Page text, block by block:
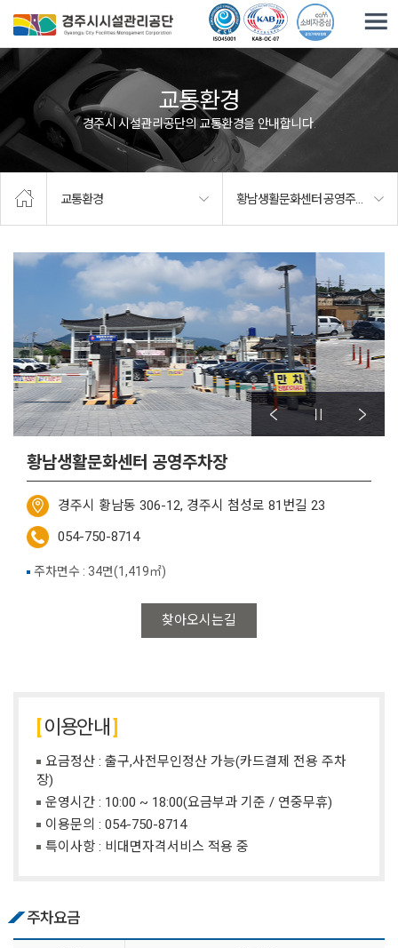
교통환경
경주시 시설관리공단의 교통환경을 안내합니다.
교통환경 황남생활문화센터 공영주차장
황남생활문화센터 공영주차장
경주시 황남동 306-12, 경주시 첨성로 81번길 23
054-750-8714
찾아오시는길
주차면수 : 34면(1,419㎡)
이용안내
요금정산 : 출구,사전무인정산 가능(카드결제 전용 주차
장)
운영시간 : 10:00 ~ 18:00(요금부과 기준 / 연중무휴)
이용문의 : 054-750-8714
특이사항 : 비대면자격서비스 적용 중
주차요금